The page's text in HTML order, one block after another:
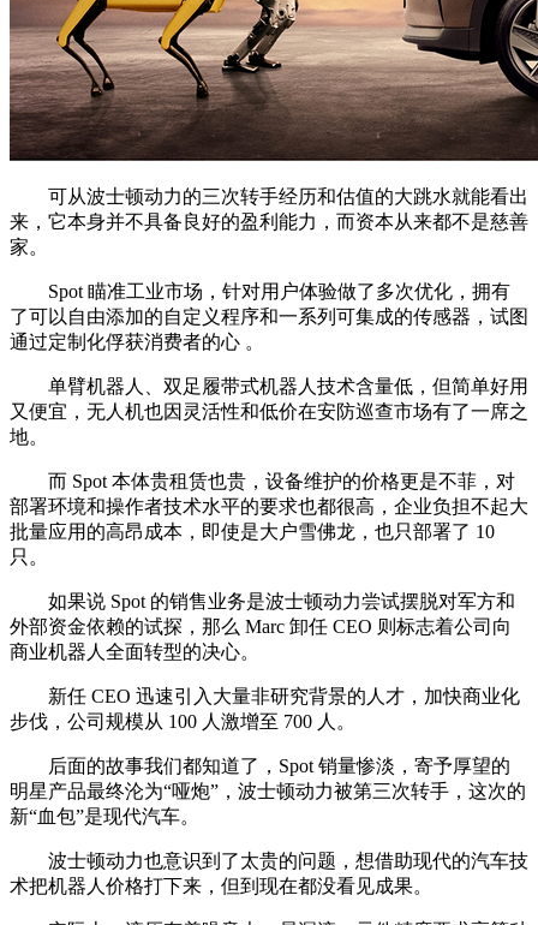
可从波士顿动力的三次转手经历和估值的大跳水就能看出
来，它本身并不具备良好的盈利能力，而资本从来都不是慈善
家。
Spot 瞄准工业市场，针对用户体验做了多次优化，拥有
了可以自由添加的自定义程序和一系列可集成的传感器，试图
通过定制化俘获消费者的心 。
单臂机器人、双足履带式机器人技术含量低，但简单好用
又便宜，无人机也因灵活性和低价在安防巡查市场有了一席之
地。
而 Spot 本体贵租赁也贵，设备维护的价格更是不菲，对
部署环境和操作者技术水平的要求也都很高，企业负担不起大
批量应用的高昂成本，即使是大户雪佛龙，也只部署了 10
只。
如果说 Spot 的销售业务是波士顿动力尝试摆脱对军方和
外部资金依赖的试探，那么 Marc 卸任 CEO 则标志着公司向
商业机器人全面转型的决心。
新任 CEO 迅速引入大量非研究背景的人才，加快商业化
步伐，公司规模从 100 人激增至 700 人。
后面的故事我们都知道了，Spot 销量惨淡，寄予厚望的
明星产品最终沦为“哑炮”，波士顿动力被第三次转手，这次的
新“血包”是现代汽车。
波士顿动力也意识到了太贵的问题，想借助现代的汽车技
术把机器人价格打下来，但到现在都没看见成果。